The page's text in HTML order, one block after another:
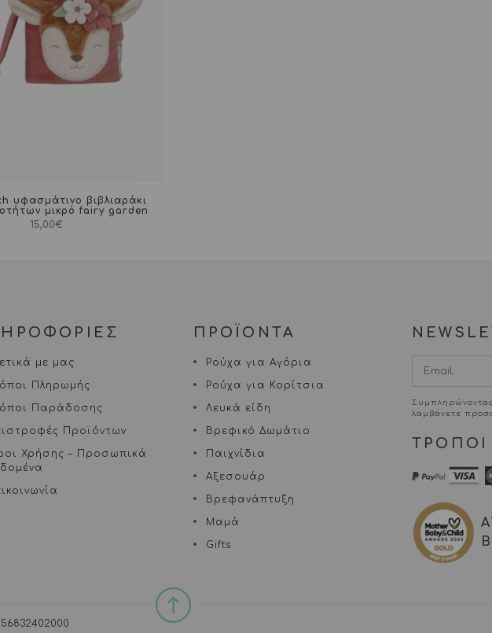
υφασμάτινο βιβλιαράκι
μικρό fairy garden
15,00€
με μας
Πληρωμής
Παράδοσης
Προϊόντων
Χρήσης – Προσωπικά
ΠΡΟΪΟΝΤΑ
Ρούχα για Αγόρια
Ρούχα για Κορίτσια
Λευκά είδη
Βρεφικό Δωμάτιο
Παιχνίδια
Αξεσουάρ
Βρεφανάπτυξη
Μαμά
Gifts
and
λαμβάνετε